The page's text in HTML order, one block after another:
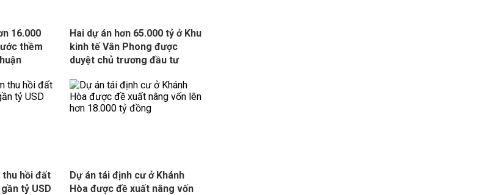
16.000
thềm
Hai dự án hơn 65.000 tỷ ở Khu
kinh tế Vân Phong được
duyệt chủ trương đầu tư
thu hồi đất
tỷ USD
Dự án tái định cư ở Khánh
Hòa được đề xuất nâng vốn